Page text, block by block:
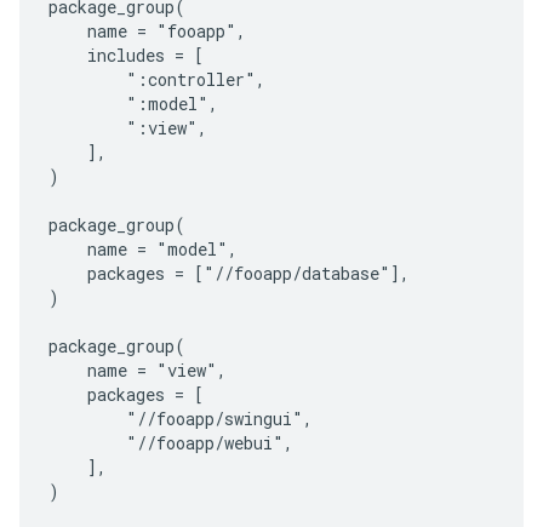
package_group(
    name = "fooapp",
    includes = [
        ":controller",
        ":model",
        ":view",
    ],
)
package_group(
    name = "model",
    packages = ["//fooapp/database"],
)
package_group(
    name = "view",
    packages = [
        "//fooapp/swingui",
        "//fooapp/webui",
    ],
)